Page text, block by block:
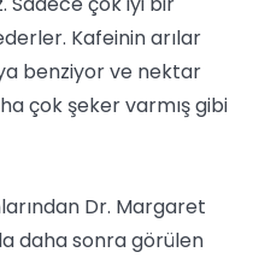
Kafeinin arılar
benziyor ve nektar
çok şeker varmış gibi
Dr. Margaret
daha sonra görülen